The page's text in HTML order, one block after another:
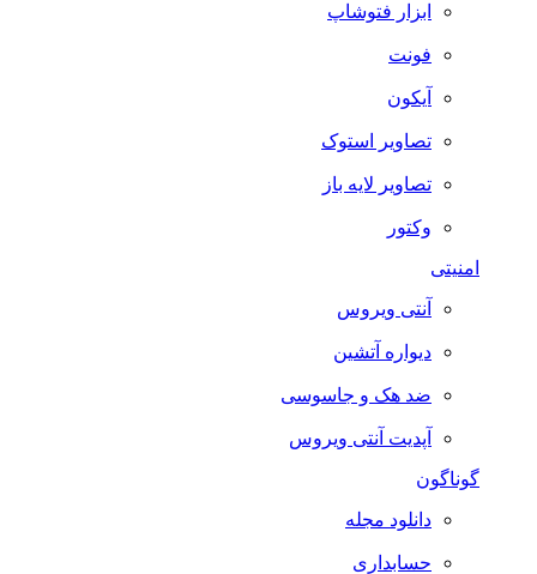
ابزار فتوشاپ
فونت
آیکون
تصاویر استوک
تصاویر لایه باز
وکتور
امنیتی
آنتی ویروس
دیواره آتشین
ضد هک و جاسوسی
آپدیت آنتی ویروس
گوناگون
دانلود مجله
حسابداری